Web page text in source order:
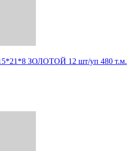
ЗОЛОТОЙ 12 шт/уп 480 т.м.